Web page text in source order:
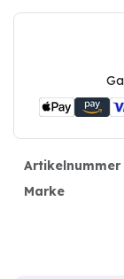
Artikelnummer
Marke